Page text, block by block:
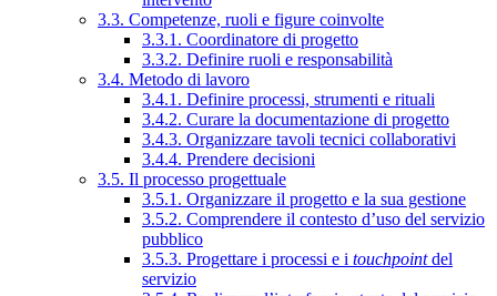
3.3. Competenze, ruoli e figure coinvolte
3.3.1. Coordinatore di progetto
3.3.2. Definire ruoli e responsabilità
3.4. Metodo di lavoro
3.4.1. Definire processi, strumenti e rituali
3.4.2. Curare la documentazione di progetto
3.4.3. Organizzare tavoli tecnici collaborativi
3.4.4. Prendere decisioni
3.5. Il processo progettuale
3.5.1. Organizzare il progetto e la sua gestione
3.5.2. Comprendere il contesto d’uso del servizio
pubblico
3.5.3. Progettare i processi e i touchpointdel
servizio